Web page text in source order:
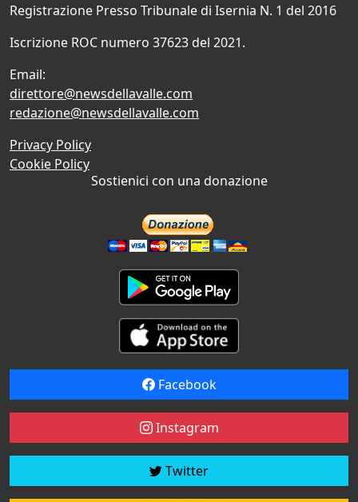
Registrazione Presso Tribunale di Isernia N. 1 del 2016
Iscrizione ROC numero 37623 del 2021.
Email:
direttore@newsdellavalle.com
redazione@newsdellavalle.com
Privacy Policy
Cookie Policy
Sostienici con una donazione
Facebook
Instagram
Twitter